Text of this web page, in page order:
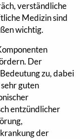
verständliche
Medizin sind
wichtig.
Der
zu, dabei
guten
entzündlicher
der